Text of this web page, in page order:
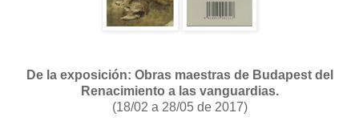
De la exposición: Obras maestras de Budapest del
Renacimiento a las vanguardias.
(18/02 a 28/05 de 2017)